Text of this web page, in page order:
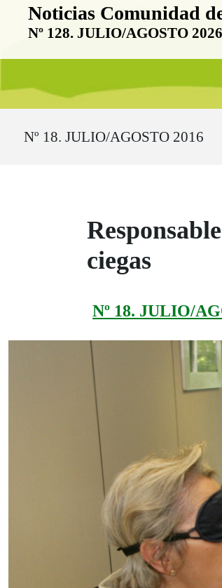
Boletín Noticias
Noticias Comunidad
Nº 128. JULIO/AGOSTO 2026
Nº 18. JULIO/AGOSTO 2016
ciegas
Nº 18. JULIO/